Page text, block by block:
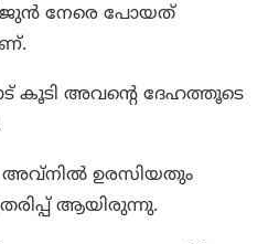
നേരെ പോയത്
കൂടി അവന്റെ ദേഹത്തൂടെ
അവ്നിൽ ഉരസിയതും
ആയിരുന്നു.